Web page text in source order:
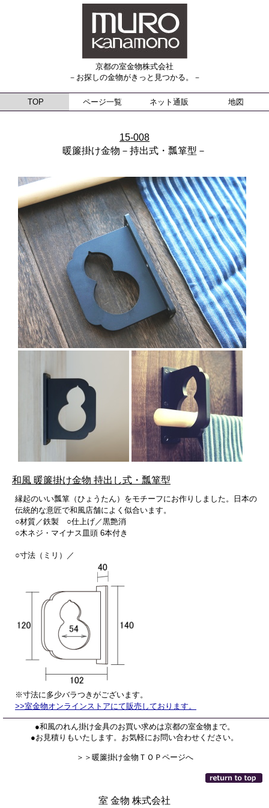
京都の室金物株式会社
－お探しの金物がきっと見つかる。－
TOP ページ一覧 ネット通販 地図
15-008
暖簾掛け金物－持出式・瓢箪型－
和風 暖簾掛け金物 持出し式・瓢箪型
縁起のいい瓢箪（ひょうたん）をモチーフにお作りしました。日本の
伝統的な意匠で和風店舗によく似合います。
○材質／鉄製 ○仕上げ／黒艶消
○木ネジ・マイナス皿頭 6本付き
○寸法（ミリ）／
※寸法に多少バラつきがございます。
>>室金物オンラインストアにて販売しております。
●和風のれん掛け金具のお買い求めは京都の室金物まで。
●お見積りもいたします。お気軽にお問い合わせください。
＞＞暖簾掛け金物ＴＯＰページへ
室 金物 株式会社